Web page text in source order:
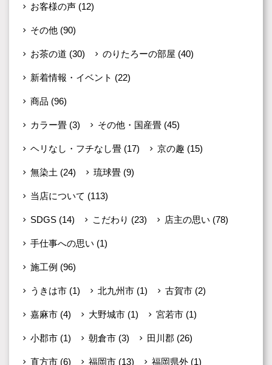
お客様の声 (12)
その他 (90)
お茶の道 (30) のりたろーの部屋 (40)
新着情報・イベント (22)
商品 (96)
カラー畳 (3) その他・国産畳 (45)
ヘリなし・フチなし畳 (17) 京の趣 (15)
無染土 (24) 琉球畳 (9)
当店について (113)
SDGS (14) こだわり (23) 店主の思い (78)
手仕事への思い (1)
施工例 (96)
うきは市 (1) 北九州市 (1) 古賀市 (2)
嘉麻市 (4) 大野城市 (1) 宮若市 (1)
小郡市 (1) 朝倉市 (3) 田川郡 (26)
直方市 (6) 福岡市 (13) 福岡県外 (1)